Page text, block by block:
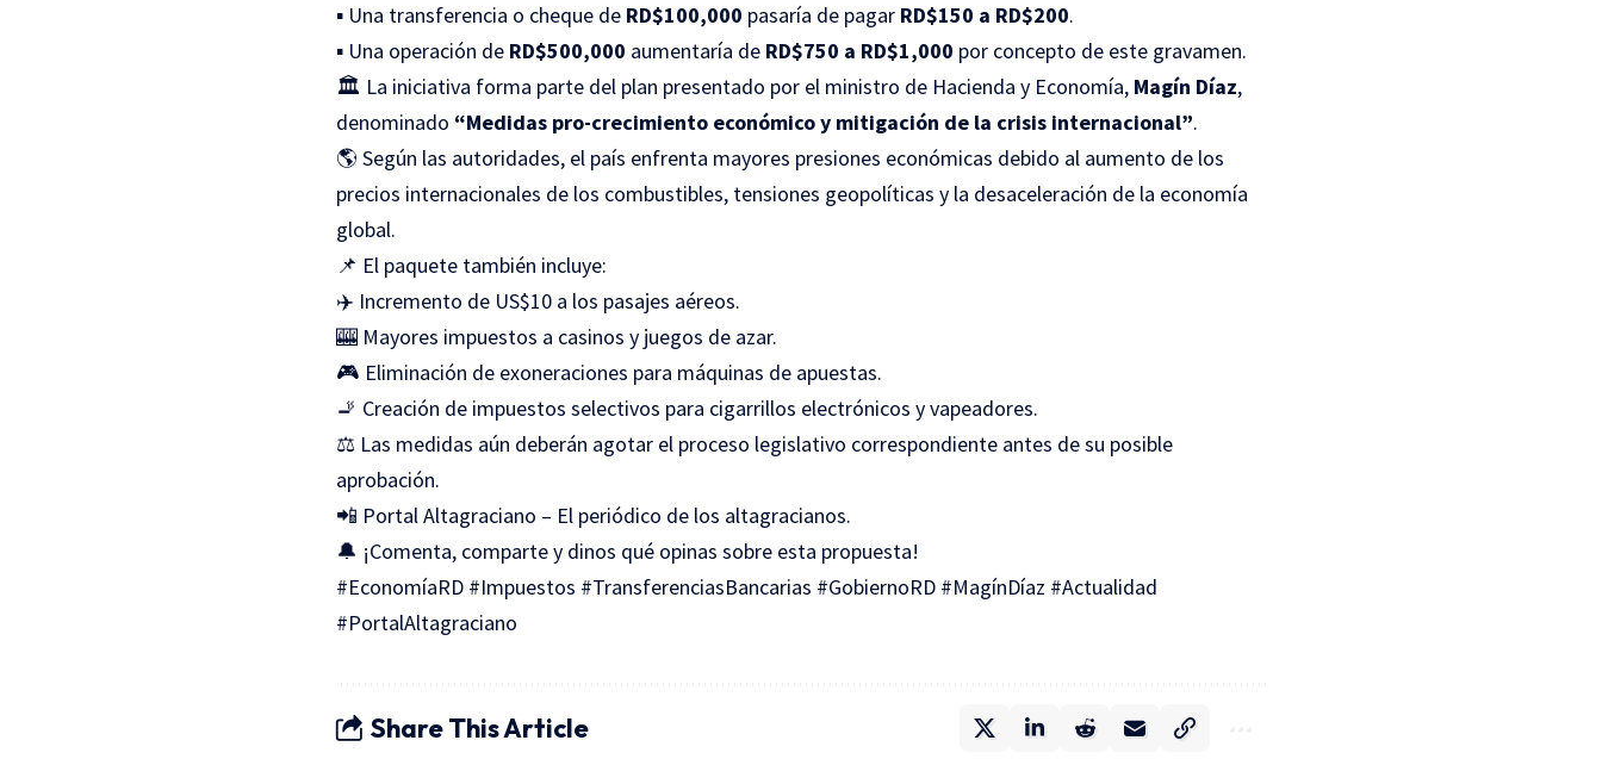
▪️ Una transferencia o cheque de RD$100,000 pasaría de pagar RD$150 a RD$200.
▪️ Una operación de RD$500,000 aumentaría de RD$750 a RD$1,000 por concepto de este gravamen.
🏛️ La iniciativa forma parte del plan presentado por el ministro de Hacienda y Economía, Magín Díaz,
denominado “Medidas pro-crecimiento económico y mitigación de la crisis internacional”.
🌎 Según las autoridades, el país enfrenta mayores presiones económicas debido al aumento de los
precios internacionales de los combustibles, tensiones geopolíticas y la desaceleración de la economía
global.
📌 El paquete también incluye:
✈️ Incremento de US$10 a los pasajes aéreos.
🎰 Mayores impuestos a casinos y juegos de azar.
🎮 Eliminación de exoneraciones para máquinas de apuestas.
🚬 Creación de impuestos selectivos para cigarrillos electrónicos y vapeadores.
⚖️ Las medidas aún deberán agotar el proceso legislativo correspondiente antes de su posible
aprobación.
📲 Portal Altagraciano – El periódico de los altagracianos.
🔔 ¡Comenta, comparte y dinos qué opinas sobre esta propuesta!
#EconomíaRD #Impuestos #TransferenciasBancarias #GobiernoRD #MagínDíaz #Actualidad
#PortalAltagraciano
Share This Article